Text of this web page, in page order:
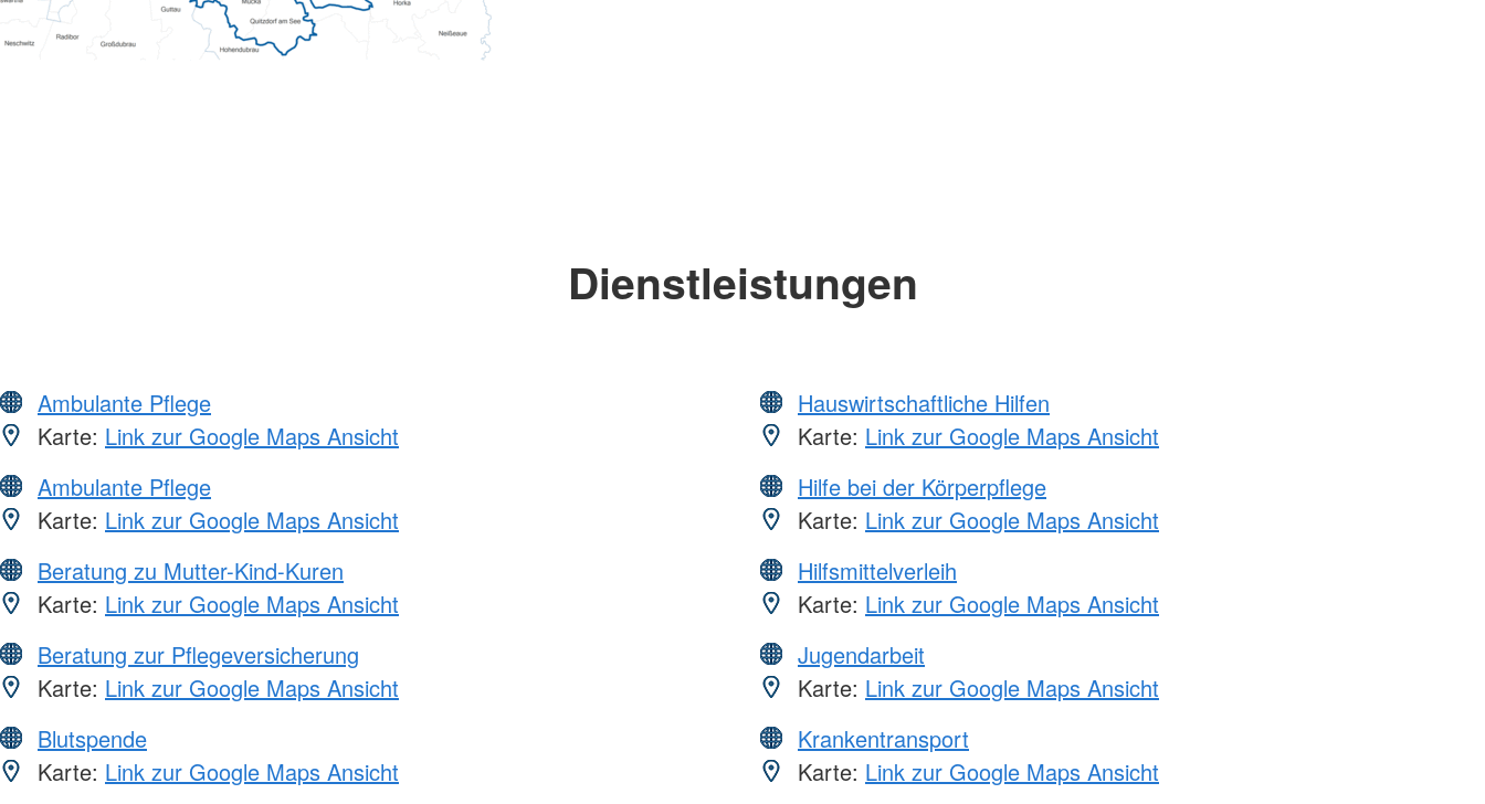
Dienstleistungen
Ambulante Pflege
Karte: Link zur Google Maps Ansicht
Ambulante Pflege
Karte: Link zur Google Maps Ansicht
Beratung zu Mutter-Kind-Kuren
Karte: Link zur Google Maps Ansicht
Beratung zur Pflegeversicherung
Karte: Link zur Google Maps Ansicht
Blutspende
Karte: Link zur Google Maps Ansicht
Hauswirtschaftliche Hilfen
Karte: Link zur Google Maps Ansicht
Hilfe bei der Körperpflege
Karte: Link zur Google Maps Ansicht
Hilfsmittelverleih
Karte: Link zur Google Maps Ansicht
Jugendarbeit
Karte: Link zur Google Maps Ansicht
Krankentransport
Karte: Link zur Google Maps Ansicht